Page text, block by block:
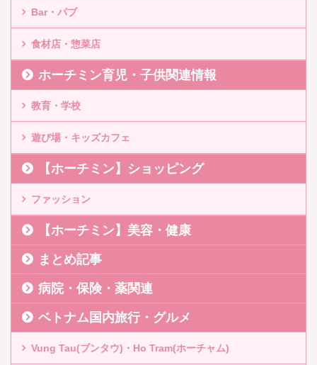
Bar・パブ
食材店・惣菜店
ホーチミン育児・子供関連情報
教育・学校
遊び場・キッズカフェ
【ホーチミン】ショッピング
ファッション
【ホーチミン】美容・健康
まとめ記事
病院・保険・薬関連
ベトナム国内旅行・グルメ
Vung Tau(ブンタウ)・Ho Tram(ホーチャム)